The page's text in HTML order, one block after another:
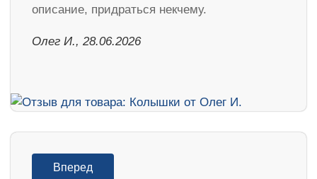
описание, придраться некчему.
Олег И., 28.06.2026
Вперед